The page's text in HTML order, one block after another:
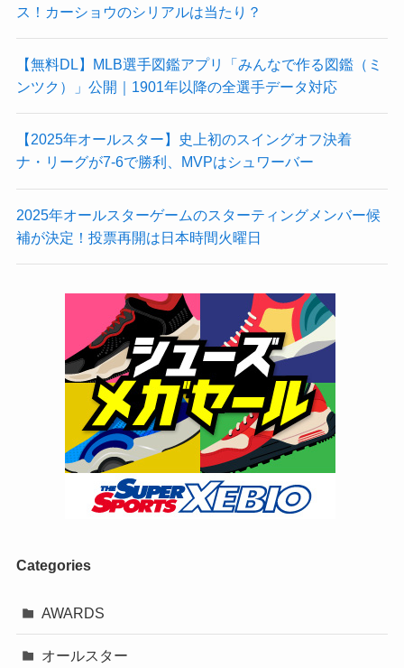
ス！カーショウのシリアルは当たり？
【無料DL】MLB選手図鑑アプリ「みんなで作る図鑑（ミ
ンツク）」公開｜1901年以降の全選手データ対応
【2025年オールスター】史上初のスイングオフ決着
ナ・リーグが7-6で勝利、MVPはシュワーバー
2025年オールスターゲームのスターティングメンバー候
補が決定！投票再開は日本時間火曜日
Categories
AWARDS
オールスター